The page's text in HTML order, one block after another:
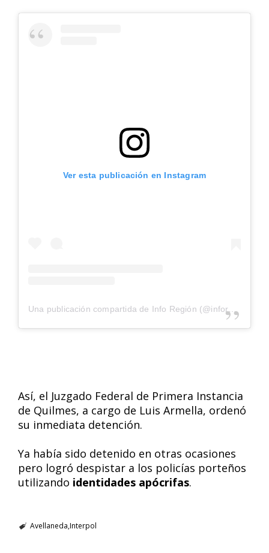
Ver esta publicación en Instagram
Así, el Juzgado Federal de Primera Instancia
de Quilmes, a cargo de Luis Armella, ordenó
su inmediata detención.
Ya había sido detenido en otras ocasiones
pero logró despistar a los policías porteños
utilizando identidades apócrifas.
Avellaneda Interpol